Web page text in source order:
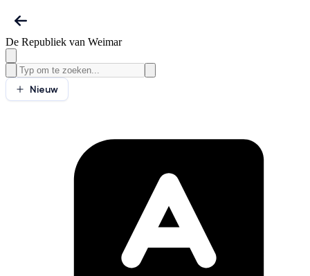
De Republiek van Weimar
Nieuw